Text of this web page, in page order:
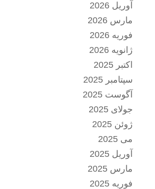
آوریل 2026
مارس 2026
فوریه 2026
ژانویه 2026
اکتبر 2025
سپتامبر 2025
آگوست 2025
جولای 2025
ژوئن 2025
می 2025
آوریل 2025
مارس 2025
فوریه 2025